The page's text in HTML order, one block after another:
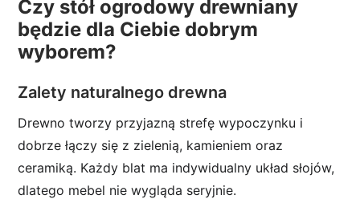
Czy stół ogrodowy drewniany
będzie dla Ciebie dobrym
wyborem?
Zalety naturalnego drewna
Drewno tworzy przyjazną strefę wypoczynku i
dobrze łączy się z zielenią, kamieniem oraz
ceramiką. Każdy blat ma indywidualny układ słojów,
dlatego mebel nie wygląda seryjnie.